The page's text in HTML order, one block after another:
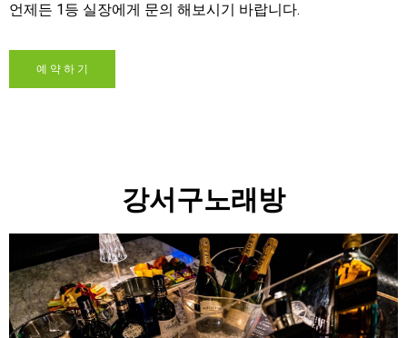
언제든 1등 실장에게 문의 해보시기 바랍니다.
예 약 하 기
강서구노래방